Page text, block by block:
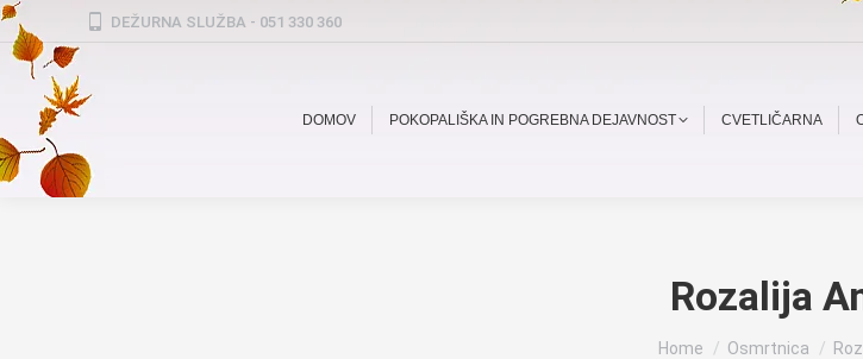
DEŽURNA SLUŽBA - 051 330 360
DOMOV POKOPALIŠKA IN POGREBNA DEJAVNOST CVETLIČARNA
Rozalija
You are here:
Home Osmrtnica